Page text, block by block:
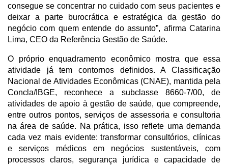
consegue se concentrar no cuidado com seus pacientes e
deixar a parte burocrática e estratégica da gestão do
negócio com quem entende do assunto”, afirma Catarina
Lima, CEO da Referência Gestão de Saúde.
O próprio enquadramento econômico mostra que essa
atividade já tem contornos definidos. A Classificação
Nacional de Atividades Econômicas (CNAE), mantida pela
Concla/IBGE, reconhece a subclasse 8660-7/00, de
atividades de apoio à gestão de saúde, que compreende,
entre outros pontos, serviços de assessoria e consultoria
na área de saúde. Na prática, isso reflete uma demanda
cada vez mais evidente: transformar consultórios, clínicas
e serviços médicos em negócios sustentáveis, com
processos claros, segurança jurídica e capacidade de